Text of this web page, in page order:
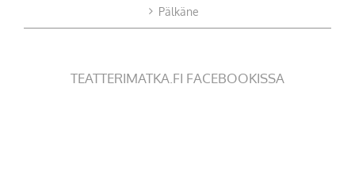
Pälkäne
TEATTERIMATKA.FI FACEBOOKISSA